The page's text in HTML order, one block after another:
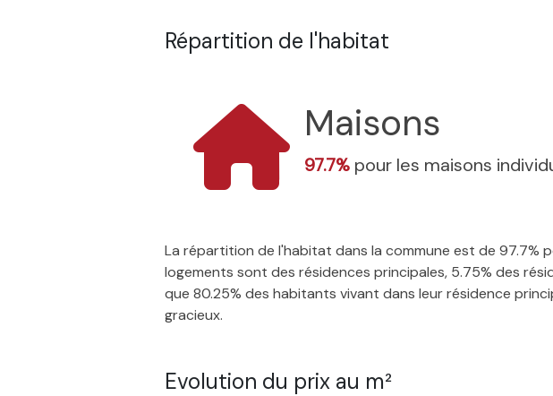
Répartition de l'habitat
Maisons
97.7% pour les maisons
La répartition de l'habitat dans la commune est de 97.7%
logements sont des résidences principales, 5.75% des
que 80.25% des habitants vivant dans leur résidence
gracieux.
Evolution du prix au m²